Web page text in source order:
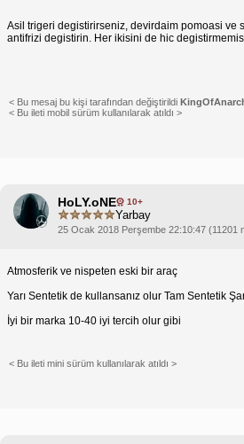
Asil trigeri degistirirseniz, devirdaim pomoasi ve
antifrizi degistirin. Her ikisini de hic
< Bu mesaj bu kişi tarafından değiştirildi
< Bu ileti mobil sürüm kullanılarak atıldı >
HoLY.oNE 10+
Yarbay
25 Ocak 2018 Perşembe 22:10:47 (11201
Atmosferik ve nispeten eski bir araç
Yarı Sentetik de kullansanız olur Tam Sentetik
İyi bir marka 10-40 iyi tercih olur gibi
< Bu ileti mini sürüm kullanılarak atıldı >